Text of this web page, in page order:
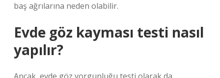
baş ağrılarına neden olabilir.
Evde göz kayması testi nasıl
yapılır?